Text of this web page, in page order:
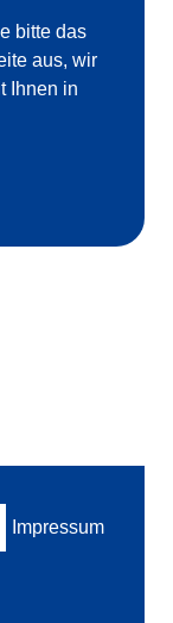
bitte das
aus, wir
Ihnen in
Impressum